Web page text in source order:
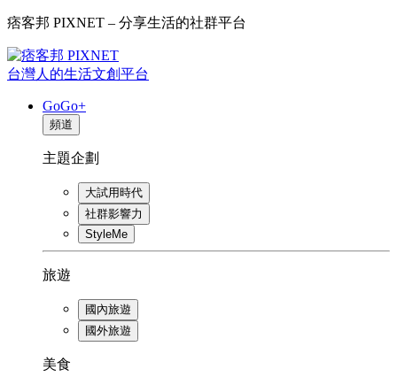
痞客邦 PIXNET – 分享生活的社群平台
台灣人的生活文創平台
GoGo+
頻道
主題企劃
大試用時代
社群影響力
StyleMe
旅遊
國內旅遊
國外旅遊
美食